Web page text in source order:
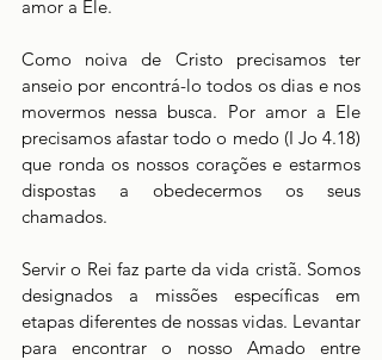
amor a Ele.
Como noiva de Cristo precisamos ter
anseio por encontrá-lo todos os dias e nos
movermos nessa busca. Por amor a Ele
precisamos afastar todo o medo (I Jo 4.18)
que ronda os nossos corações e estarmos
dispostas a obedecermos os seus
chamados.
Servir o Rei faz parte da vida cristã. Somos
designados a missões específicas em
etapas diferentes de nossas vidas. Levantar
para encontrar o nosso Amado entre